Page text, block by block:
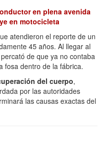
en plena avenida
en motocicleta
atendieron el reporte de un
45 años. Al llegar al
de que ya no contaba
fosa dentro de la fábrica.
del cuerpo,
por las autoridades
las causas exactas del